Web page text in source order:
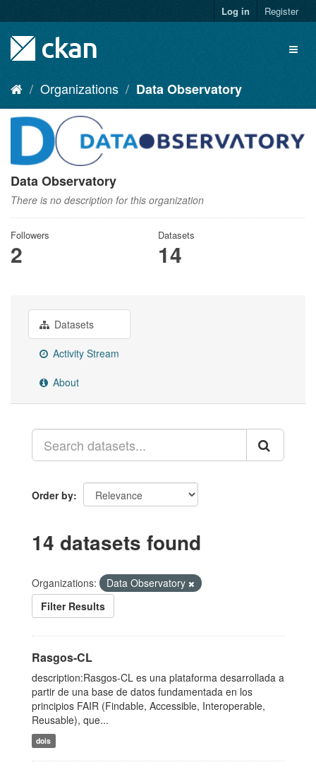
to
content
Log in Register
Organizations Data Observatory
Data Observatory
There is no description for this organization
Followers
2
Datasets
14
Datasets
Activity Stream
About
Order by
14 datasets found
Organizations:
Data Observatory
Filter Results
Rasgos-CL
description:Rasgos-CL es una plataforma desarrollada a
partir de una base de datos fundamentada en los
principios FAIR (Findable, Accessible, Interoperable,
Reusable), que...
dois